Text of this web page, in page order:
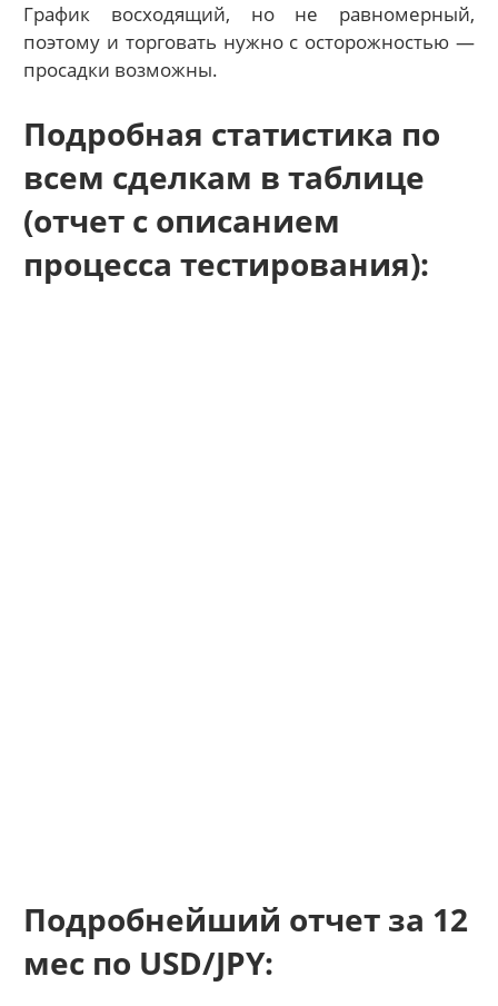
График восходящий, но не равномерный,
поэтому и торговать нужно с осторожностью —
просадки возможны.
Подробная статистика по
всем сделкам в таблице
(отчет с описанием
процесса тестирования):
Подробнейший отчет за 12
мес по USD/JPY: